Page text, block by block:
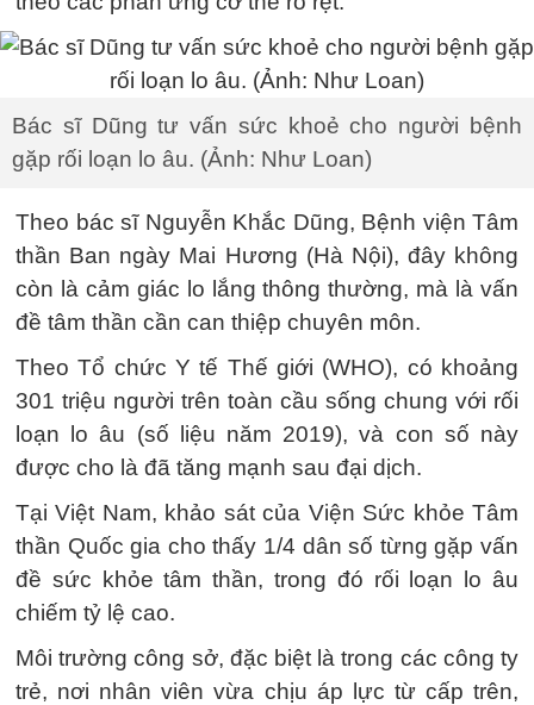
Bác sĩ Dũng tư vấn sức khoẻ cho người bệnh
gặp rối loạn lo âu. (Ảnh: Như Loan)
Theo bác sĩ Nguyễn Khắc Dũng, Bệnh viện Tâm
thần Ban ngày Mai Hương (Hà Nội), đây không
còn là cảm giác lo lắng thông thường, mà là vấn
đề tâm thần cần can thiệp chuyên môn.
Theo Tổ chức Y tế Thế giới (WHO), có khoảng
301 triệu người trên toàn cầu sống chung với rối
loạn lo âu (số liệu năm 2019), và con số này
được cho là đã tăng mạnh sau đại dịch.
Tại Việt Nam, khảo sát của Viện Sức khỏe Tâm
thần Quốc gia cho thấy 1/4 dân số từng gặp vấn
đề sức khỏe tâm thần, trong đó rối loạn lo âu
chiếm tỷ lệ cao.
Môi trường công sở, đặc biệt là trong các công ty
trẻ, nơi nhân viên vừa chịu áp lực từ cấp trên,